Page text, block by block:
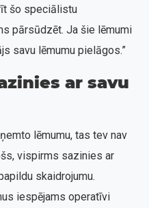
šo speciālistu
pārsūdzēt. Ja šie lēmumi
savu lēmumu pielāgos.”
ar savu
lēmumu, tas tev nav
vispirms sazinies ar
skaidrojumu.
iespējams operatīvi